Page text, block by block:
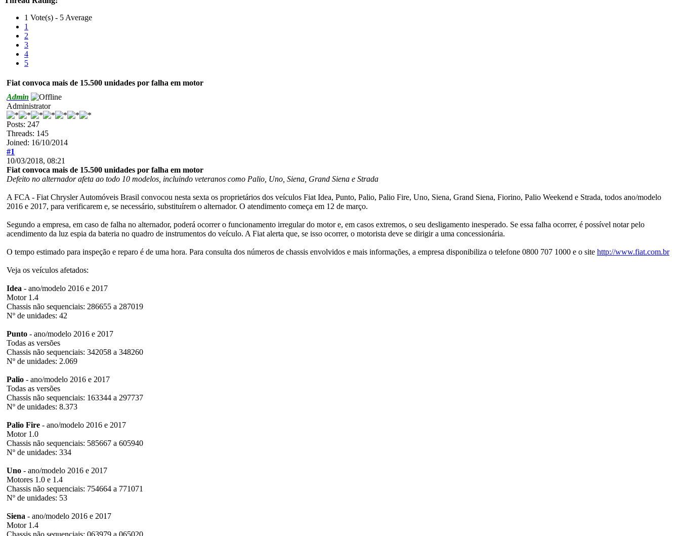
1 Vote(s) - 5 Average
1
2
3
4
5
Fiat convoca mais de 15.500 unidades por falha em motor
Admin
Administrator
Posts: 247
Threads: 145
Joined: 16/10/2014
#1
10/03/2018, 08:21
Fiat convoca mais de 15.500 unidades por falha em motor
Defeito no alternador afeta ao todo 10 modelos, incluindo veteranos como Palio, Uno, Siena, Grand Siena e Strada
A FCA - Fiat Chrysler Automóveis Brasil convocou nesta sexta os proprietários dos veículos Fiat Idea, Punto, Palio, Palio Fire, Uno, Siena, Grand Siena, Fiorino, Palio Weekend e Strada, todos ano/modelo
2016 e 2017, para verificarem e, se necessário, substituírem o alternador. O atendimento começa em 12 de março.
Segundo a empresa, em caso de falha no alternador, poderá ocorrer o funcionamento irregular do motor e, em casos extremos, o seu desligamento inesperado. Se essa falha ocorrer, é possível notar pelo
acendimento da luz espia da bateria no quadro de instrumentos do veículo. A Fiat alerta que, se isso ocorrer, o motorista deve se dirigir a uma concessionária.
O tempo estimado para inspeção e reparo é de uma hora. Para consulta dos números de chassis envolvidos e mais informações, a empresa disponibiliza o telefone 0800 707 1000 e o site http://www.fiat.com.br
Veja os veículos afetados:
Idea - ano/modelo 2016 e 2017
Motor 1.4
Chassis não sequenciais: 286655 a 287019
Nº de unidades: 42
Punto - ano/modelo 2016 e 2017
Todas as versões
Chassis não sequenciais: 342058 a 348260
Nº de unidades: 2.069
Palio - ano/modelo 2016 e 2017
Todas as versões
Chassis não sequenciais: 163344 a 297737
Nº de unidades: 8.373
Palio Fire - ano/modelo 2016 e 2017
Motor 1.0
Chassis não sequenciais: 585667 a 605940
Nº de unidades: 334
Uno - ano/modelo 2016 e 2017
Motores 1.0 e 1.4
Chassis não sequenciais: 754664 a 771071
Nº de unidades: 53
Siena - ano/modelo 2016 e 2017
Motor 1.4
Chassis não sequenciais: 063979 a 065020